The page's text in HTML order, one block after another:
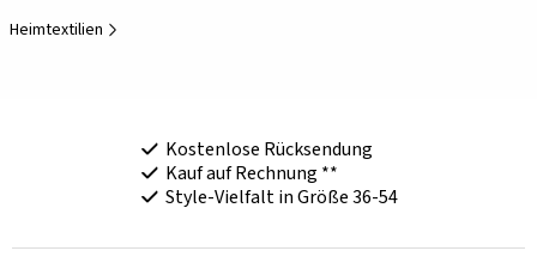
Heimtextilien
Kostenlose Rücksendung
Kauf auf Rechnung **
Style-Vielfalt in Größe 36-54